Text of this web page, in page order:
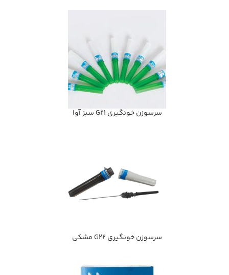
سرسوزن خونگيري G21 سبز آوا
سرسوزن خونگيري G22 مشكي